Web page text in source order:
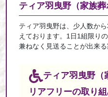
ティア羽曳野（家族
ティア羽曳野は、少人数か
えております。1日1組限り
兼ねなく見送ることが出来る
ティア羽曳野（
リアフリーの取り